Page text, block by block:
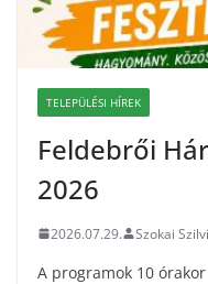
TELEPÜLÉSI HÍREK
Feldebrői
2026
2026.07.29. Szokai
A programok 10